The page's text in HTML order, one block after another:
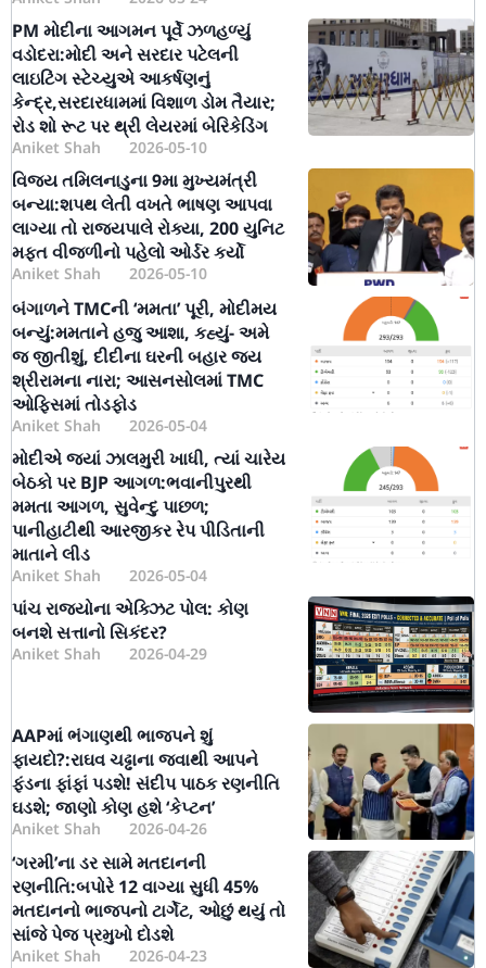
PM મોદીના આગમન પૂર્વે ઝળહળ્યું
વડોદરા:મોદી અને સરદાર પટેલની
લાઇટિંગ સ્ટેચ્યુએ આકર્ષણનું
કેન્દ્ર,સરદારધામમાં વિશાળ ડોમ તૈયાર;
રોડ શો રૂટ પર થ્રી લેયરમાં બેરિકેડિંગ
Aniket Shah 2026-05-10
વિજય તમિલનાડુના 9મા મુખ્યમંત્રી
બન્યા:શપથ લેતી વખતે ભાષણ આપવા
લાગ્યા તો રાજ્યપાલે રોક્યા, 200 યુનિટ
મફત વીજળીનો પહેલો ઓર્ડર કર્યો
Aniket Shah 2026-05-10
બંગાળને TMCની ‘મમતા’ પૂરી, મોદીમય
બન્યું:મમતાને હજુ આશા, કહ્યું- અમે
જ જીતીશું, દીદીના ઘરની બહાર જય
શ્રીરામના નારા; આસનસોલમાં TMC
ઓફિસમાં તોડફોડ
Aniket Shah 2026-05-04
મોદીએ જ્યાં ઝાલમુરી ખાધી, ત્યાં ચારેય
બેઠકો પર BJP આગળ:ભવાનીપુરથી
મમતા આગળ, સુવેન્દુ પાછળ;
પાનીહાટીથી આરજીકર રેપ પીડિતાની
માતાને લીડ
Aniket Shah 2026-05-04
પાંચ રાજ્યોના એક્ઝિટ પોલ: કોણ
બનશે સત્તાનો સિકંદર?
Aniket Shah 2026-04-29
AAPમાં ભંગાણથી ભાજપને શું
ફાયદો?:રાઘવ ચઢ્ઢાના જવાથી આપને
ફંડના ફાંફાં પડશે! સંદીપ પાઠક રણનીતિ
ઘડશે; જાણો કોણ હશે ‘કેપ્ટન’
Aniket Shah 2026-04-26
‘ગરમી’ના ડર સામે મતદાનની
રણનીતિ:બપોરે 12 વાગ્યા સુધી 45%
મતદાનનો ભાજપનો ટાર્ગેટ, ઓછું થયું તો
સાંજે પેજ પ્રમુખો દોડશે
Aniket Shah 2026-04-23